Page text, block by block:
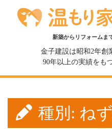
新築からリフォームま
金子建設は昭和2年創
90年以上の実績をも
種別: ね